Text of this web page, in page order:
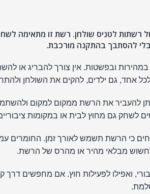
לטניס שולחן. רשת זו מתאימה
להסתבך בהתקנה מורכבת.
ובפשטות. אין צורך להבריג או
אחד, גם ילדים, להקים את השולחן
להעביר את הרשת ממקום למקום
גם מחוץ לבית או במקומות
כי הרשת תשמש לאורך זמן. החומרים
מבלאי מהיר או מהרס של הרשת.
ואפילו לפעילות חוץ. אם מחפשים